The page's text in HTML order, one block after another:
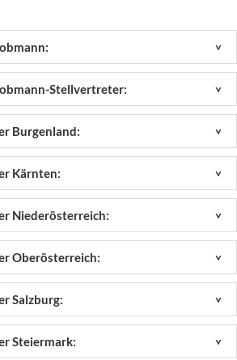
<
Stellvertreter: <
Burgenland: <
Kärnten: <
Niederösterreich: <
Oberösterreich: <
Salzburg: <
Steiermark: <